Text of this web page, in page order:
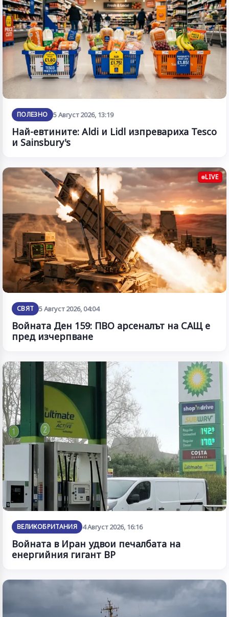
ПОЛЕЗНО 5 Август 2026, 13:19
Най-евтините: Aldi и Lidl изпревариха Tesco
и Sainsbury's
LIVE
СВЯТ 5 Август 2026, 04:04
Войната Ден 159: ПВО арсеналът на САЩ е
пред изчерпване
ВЕЛИКОБРИТАНИЯ 4 Август 2026, 16:16
Войната в Иран удвои печалбата на
енергийния гигант BP